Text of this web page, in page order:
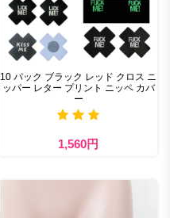
10 パック ブラック レッド クロス ニ
ッパー レター プリント ニッペ カバ
ー
1,560円